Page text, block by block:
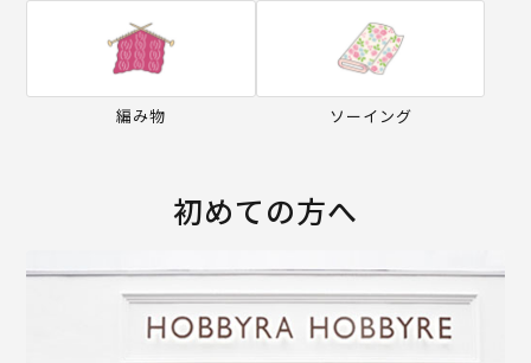
編み物 ソーイング
初めての方へ